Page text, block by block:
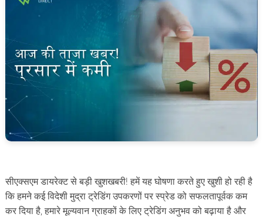
सीएक्सएम डायरेक्ट से बड़ी खुशखबरी! हमें यह घोषणा करते हुए खुशी हो रही है
कि हमने कई विदेशी मुद्रा ट्रेडिंग उपकरणों पर स्प्रेड को सफलतापूर्वक कम
कर दिया है, हमारे मूल्यवान ग्राहकों के लिए ट्रेडिंग अनुभव को बढ़ाया है और